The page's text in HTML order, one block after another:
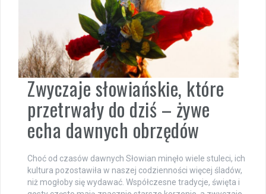
Zwyczaje słowiańskie, które
przetrwały do dziś – żywe
echa dawnych obrzędów
Choć od czasów dawnych Słowian minęło wiele stuleci, ich
kultura pozostawiła w naszej codzienności więcej śladów,
niż mogłoby się wydawać. Współczesne tradycje, święta i